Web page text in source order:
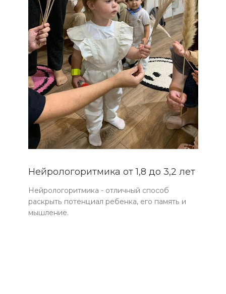
Нейрологоритмика от 1,8 до 3,2 лет
Нейрологоритмика - отличный способ
раскрыть потенциал ребенка, его память и
мышление.